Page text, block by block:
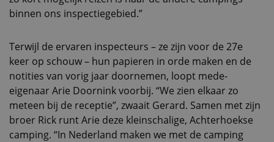
binnen ons inspectiegebied.”
Terwijl de ervaren inspecteurs – ze zijn voor de 27e
keer op schouw – hun papieren in orde maken en de
notities van vorig jaar doornemen, loopt mede-
eigenaar Arie Doornink voorbij. “We zien elkaar zo
meteen bij de receptie”, zwaait Gerard. Samen met zijn
broer Rick runt Arie deze kleinschalige, Achterhoekse
camping. “In Nederland maken we met de camping